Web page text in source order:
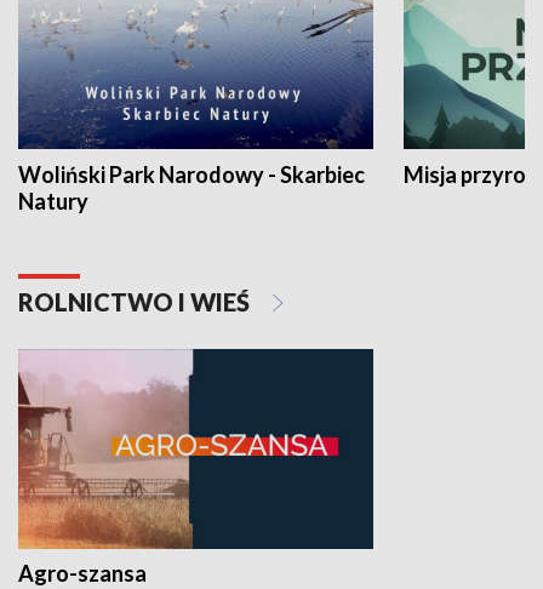
Woliński Park Narodowy - Skarbiec
Natury
Misja
ROLNICTWO I WIEŚ
Agro-szansa